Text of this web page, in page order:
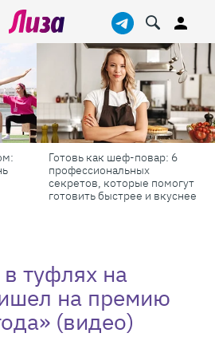
Масштабные приключения:
самые красивые фестивали
России в августе
туфлях на
на премию
(видео)